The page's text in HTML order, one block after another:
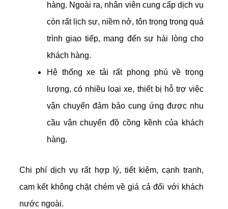
hàng. Ngoài ra, nhân viên cung cấp dịch vụ
còn rất lịch sự, niềm nở, tôn trọng trong quá
trình giao tiếp, mang đến sự hài lòng cho
khách hàng.
Hệ thống xe tải rất phong phú về trọng
lượng, có nhiều loại xe, thiết bị hỗ trợ việc
vận chuyển đảm bảo cung ứng được nhu
cầu vận chuyển đồ cồng kềnh của khách
hàng.
Chi phí dịch vụ rất hợp lý, tiết kiệm, cạnh tranh,
cam kết không chặt chém về giá cả đối với khách
nước ngoài.